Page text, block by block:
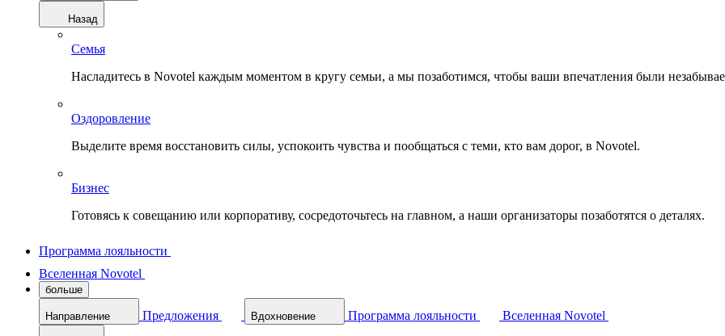
Назад
Семья
Насладитесь в Novotel каждым моментом в кругу семьи, а мы позаботимся, чтобы ваши впечатления были
Оздоровление
Выделите время восстановить силы, успокоить чувства и пообщаться с теми, кто вам дорог, в Novotel.
Бизнес
Готовясь к совещанию или корпоративу, сосредоточьтесь на главном, а наши организаторы позаботятся о деталях.
Программа лояльности
Вселенная Novotel
больше
Направление Предложения Вдохновение Программа лояльности Вселенная Novotel